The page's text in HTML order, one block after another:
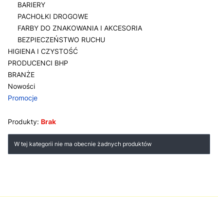
BARIERY
PACHOŁKI DROGOWE
FARBY DO ZNAKOWANIA I AKCESORIA
BEZPIECZEŃSTWO RUCHU
HIGIENA I CZYSTOŚĆ
PRODUCENCI BHP
BRANŻE
Nowości
Promocje
Produkty: Brak
Lista produktów
W tej kategorii nie ma obecnie żadnych produktów